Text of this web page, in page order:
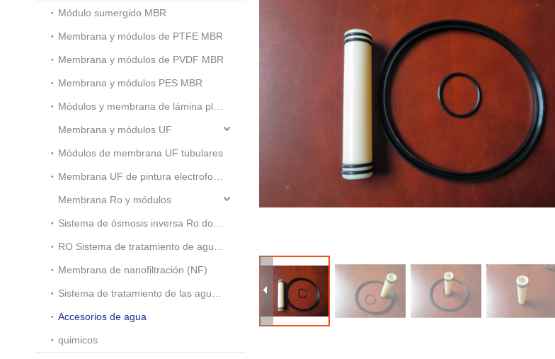
Módulo sumergido MBR
Membrana y módulos de PTFE MBR
Membrana y módulos de PVDF MBR
Membrana y módulos PES MBR
Membrana y módulos UF
Módulos de membrana UF tubulares
Membrana Ro y módulos
Membrana de nanofiltración (NF)
Accesorios de agua
quimicos